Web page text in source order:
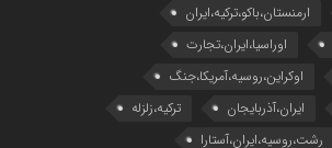
ارمنستان،باکو،ترکیه،ایران
اوراسیا،ایران،تجارت
اوکراین،روسیه،آمریکا،جنگ
ایران،آذربایجان
ترکیه،زلزله
رشت،روسیه،ایران،آستارا